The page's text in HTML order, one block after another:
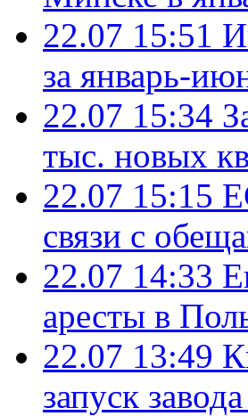
22.07 15:51
за январь-
22.07 15:34
тыс. новых
22.07 15:15
связи с
22.07 14:33
аресты в
22.07 13:49
запуск